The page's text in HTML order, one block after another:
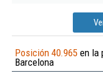
Posición 40.965 en la
Barcelona